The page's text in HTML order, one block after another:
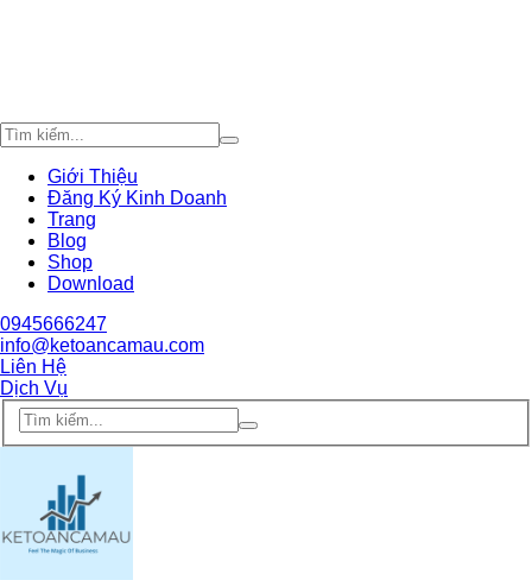
Giới Thiệu
Đăng Ký Kinh Doanh
Trang
Blog
Shop
Download
0945666247
info@ketoancamau.com
Liên Hệ
Dịch Vụ